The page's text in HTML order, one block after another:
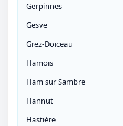
Gerpinnes
Gesve
Grez-Doiceau
Hamois
Ham sur Sambre
Hannut
Hastière